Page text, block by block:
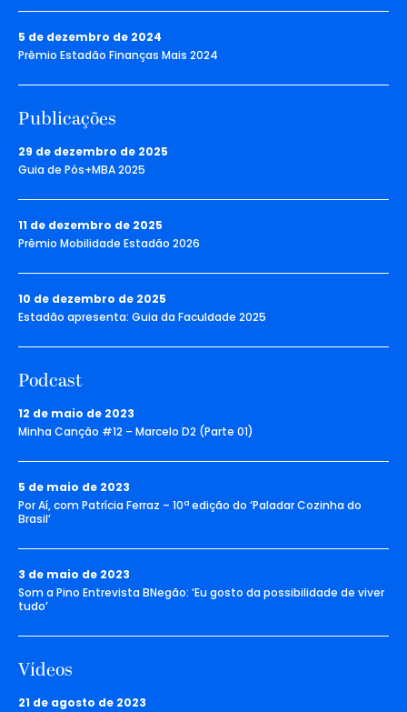
5 de dezembro de 2024
Prêmio Estadão Finanças Mais 2024
Publicações
29 de dezembro de 2025
Guia de Pós+MBA 2025
11 de dezembro de 2025
Prêmio Mobilidade Estadão 2026
10 de dezembro de 2025
Estadão apresenta: Guia da Faculdade 2025
Podcast
12 de maio de 2023
Minha Canção #12 – Marcelo D2 (Parte 01)
5 de maio de 2023
Por Aí, com Patrícia Ferraz – 10ª edição do ‘Paladar Cozinha do
Brasil’
3 de maio de 2023
Som a Pino Entrevista BNegão: ‘Eu gosto da possibilidade de viver
tudo’
Vídeos
21 de agosto de 2023